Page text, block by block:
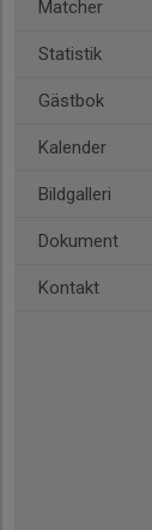
Matcher
Statistik
Gästbok
Kalender
Bildgalleri
Dokument
Kontakt